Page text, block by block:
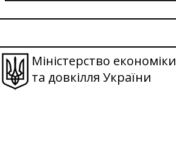
Міністерство економіки
та довкілля України